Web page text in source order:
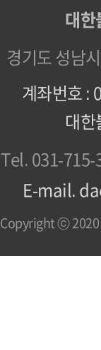
대한
경기도 성남
계좌번호 :
대한
Tel. 031-715-
E-mail.
Copyright ⓒ 2020